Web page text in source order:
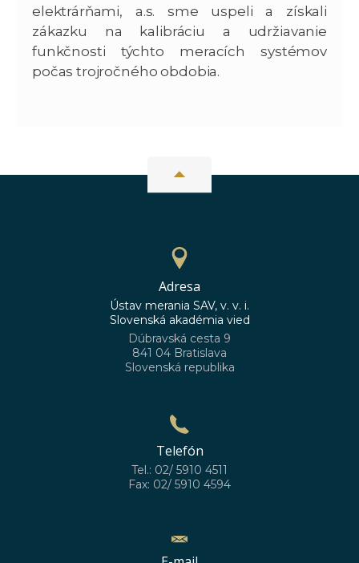
elektrárňami, a.s. sme uspeli a získali
zákazku na kalibráciu a udržiavanie
funkčnosti týchto meracích systémov
počas trojročného obdobia.
Adresa
Ústav merania SAV, v. v. i.
Slovenská akadémia vied
Dúbravská cesta 9
841 04 Bratislava
Slovenská republika
Telefón
Tel.: 02/ 5910 4511
Fax: 02/ 5910 4594